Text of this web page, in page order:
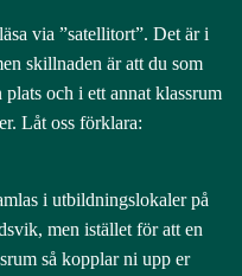
via ”satellitort”. Det är i
skillnaden är att du som
och i ett annat klassrum
Låt oss förklara:
i utbildningslokaler på
men istället för att en
så kopplar ni upp er